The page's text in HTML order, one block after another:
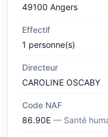
49100 Angers
Effectif
1 personne(s)
Directeur
CAROLINE OSCABY
Code NAF
86.90E — Santé